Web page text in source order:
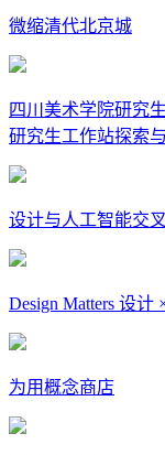
微缩清代北京城
四川美术学院研究
研究生工作站探索
设计与人工智能交
Design Matters 设
为用概念商店